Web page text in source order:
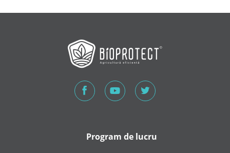
Program de lucru